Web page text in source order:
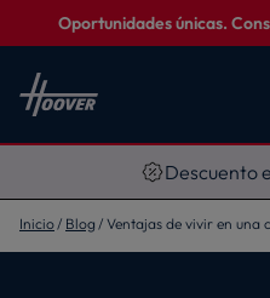
Oportunidades únicas.
Descuento
Inicio Blog Ventajas de vivir en una